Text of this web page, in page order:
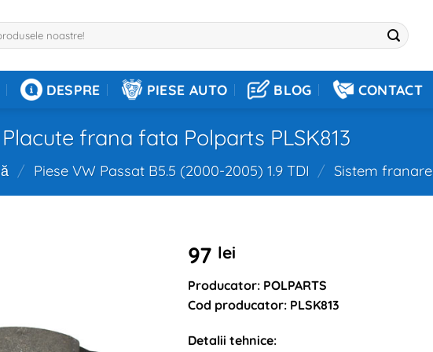
DESPRE PIESE AUTO BLOG CONTACT
Placute frana fata Polparts PLSK813
/ Piese VW Passat B5.5 (2000-2005) 1.9 TDI / Sistem franare
97 lei
Producator: POLPARTS
Cod producator: PLSK813
Detalii tehnice: